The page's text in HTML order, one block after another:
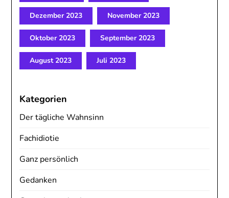
Dezember 2023 November 2023
Oktober 2023 September 2023
August 2023 Juli 2023
Kategorien
Der tägliche Wahnsinn
Fachidiotie
Ganz persönlich
Gedanken